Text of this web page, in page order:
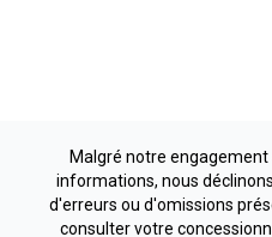
Malgré notre
informations, nous
d'erreurs ou d'omissions
consulter votre